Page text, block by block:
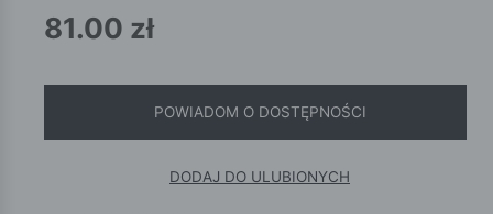
81.00 zł
POWIADOM O DOSTĘPNOŚCI
DODAJ DO ULUBIONYCH